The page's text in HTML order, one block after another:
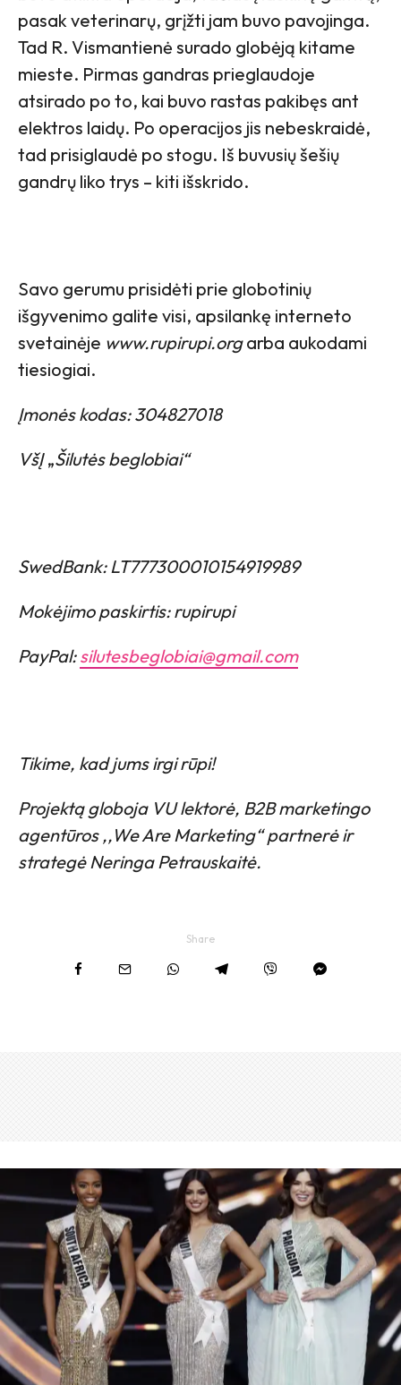
pasak veterinarų, grįžti jam buvo pavojinga.
Tad R. Vismantienė surado globėją kitame
mieste. Pirmas gandras prieglaudoje
atsirado po to, kai buvo rastas pakibęs ant
elektros laidų. Po operacijos jis nebeskraidė,
tad prisiglaudė po stogu. Iš buvusių šešių
gandrų liko trys – kiti išskrido.
Savo gerumu prisidėti prie globotinių
išgyvenimo galite visi, apsilankę interneto
svetainėje www.rupirupi.orgarba aukodami
tiesiogiai.
Įmonės kodas: 304827018
VšĮ„Šilutės beglobiai“
SwedBank: LT777300010154919989
Mokėjimo paskirtis: rupirupi
PayPal:silutesbeglobiai@gmail.com
Tikime, kad jums irgi rūpi!
Projektą globoja VU lektorė, B2B marketingo
agentūros ,,We Are Marketing“ partnerė ir
strategė Neringa Petrauskaitė.
Share